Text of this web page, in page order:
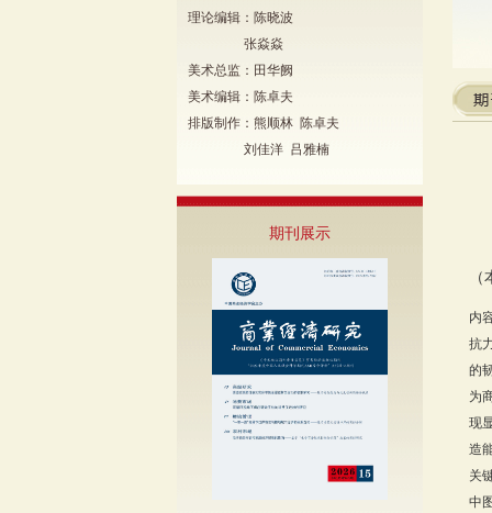
理论编辑：陈晓波
张焱焱
美术总监：田华阙
美术编辑：陈卓夫
排版制作：熊顺林 陈卓夫
刘佳洋 吕雅楠
期刊展示
内
抗
的
为
现
造
关
中